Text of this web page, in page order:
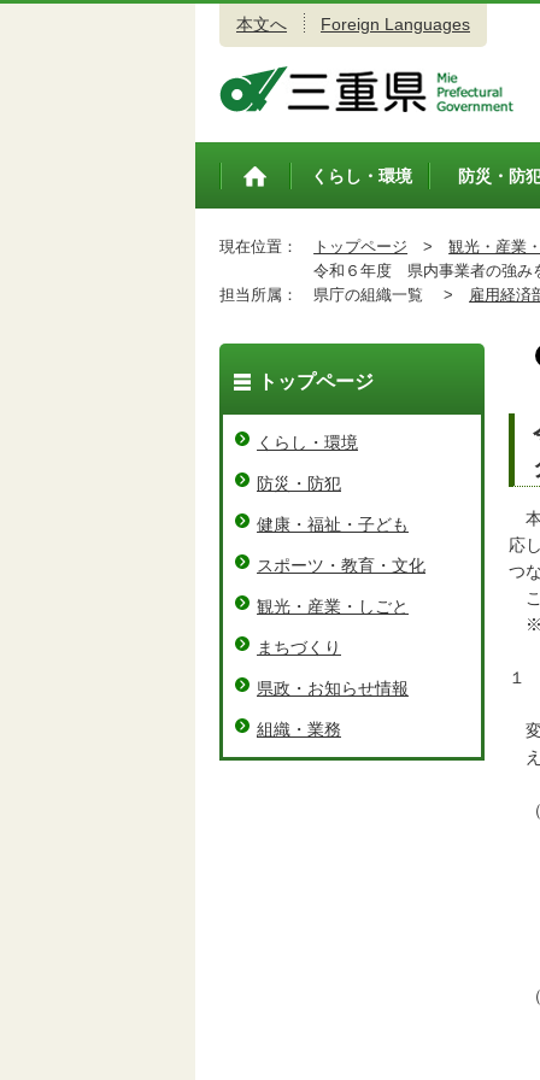
本文へ Foreign Languages
トップペ
くらし・環境 防災・防
現在位置： トップページ > 観光・産業
令和６年度 県内事業者の強み
担当所属：
県庁の組織一覧 > 雇用経済
本
応
つ
こ
※
１
県
変
え
（
・
・
・
点
と
（
本
トップページ
くらし・環境
防災・防犯
健康・福祉・子ども
スポーツ・教育・文化
観光・産業・しごと
まちづくり
県政・お知らせ情報
組織・業務